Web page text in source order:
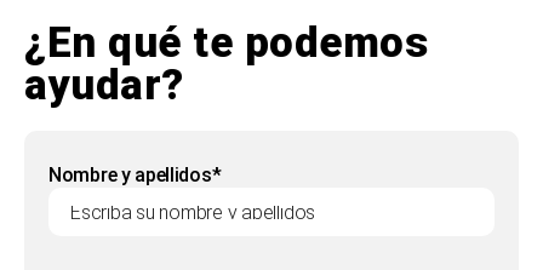
¿En qué te podemos
ayudar?
Nombre y apellidos*